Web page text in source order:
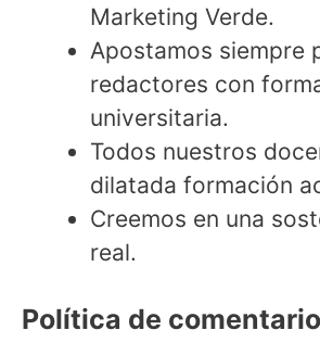
Marketing Verde.
Apostamos siempre
redactores con
universitaria.
Todos nuestros
dilatada formación
Creemos en una
real.
Política de